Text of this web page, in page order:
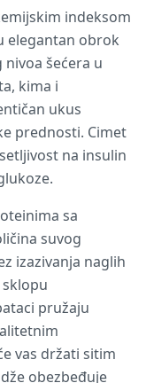
indeksom
elegantan obrok
šećera u
kima i
ukus
prednosti. Cimet
na insulin
sa
suvog
izazivanja naglih
pružaju
vas držati sitim
obezbeđuje